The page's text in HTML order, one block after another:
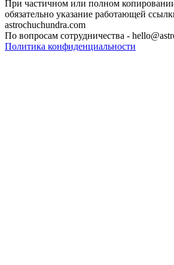
При частичном или полном
обязательно указание работающей
astrochuchundra.com
По вопросам сотрудничества -
Политика конфиденциальности